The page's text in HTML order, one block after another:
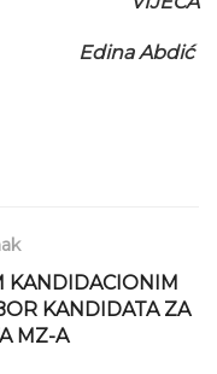
Edina Abdić
KANDIDACIONIM
KANDIDATA ZA
MZ-A